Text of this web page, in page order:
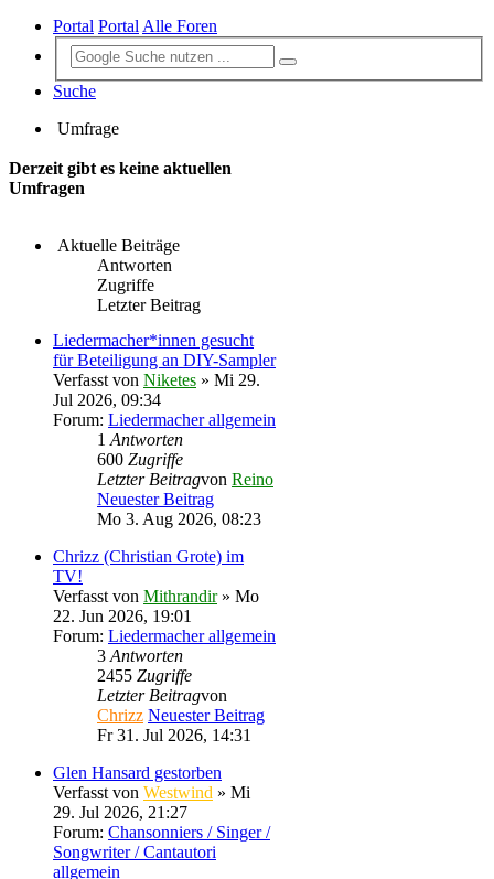
Portal PortalAlle Foren
Suche
Umfrage
Derzeit gibt es keine aktuellen
Umfragen
Aktuelle Beiträge
Antworten
Zugriffe
Letzter Beitrag
Liedermacher*innen gesucht
für Beteiligung an DIY-Sampler
Verfasst von Niketes » Mi 29.
Jul 2026, 09:34
Forum: Liedermacher allgemein
1 Antworten
600 Zugriffe
Letzter Beitragvon Reino
Neuester Beitrag
Mo 3. Aug 2026, 08:23
Chrizz (Christian Grote) im
TV!
Verfasst von Mithrandir» Mo
22. Jun 2026, 19:01
Forum: Liedermacher allgemein
3 Antworten
2455 Zugriffe
Letzter Beitragvon
Chrizz Neuester Beitrag
Fr 31. Jul 2026, 14:31
Glen Hansard gestorben
Verfasst von Westwind » Mi
29. Jul 2026, 21:27
Forum: Chansonniers / Singer /
Songwriter / Cantautori
allgemein